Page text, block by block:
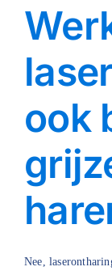
ook
Nee,